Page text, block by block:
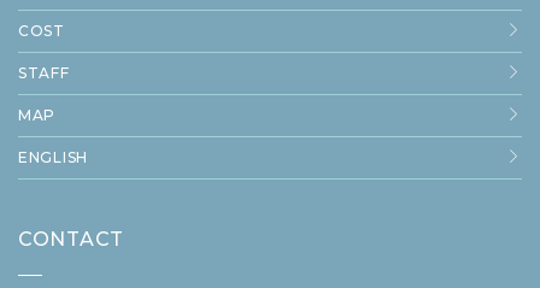
COST
STAFF
MAP
ENGLISH
CONTACT